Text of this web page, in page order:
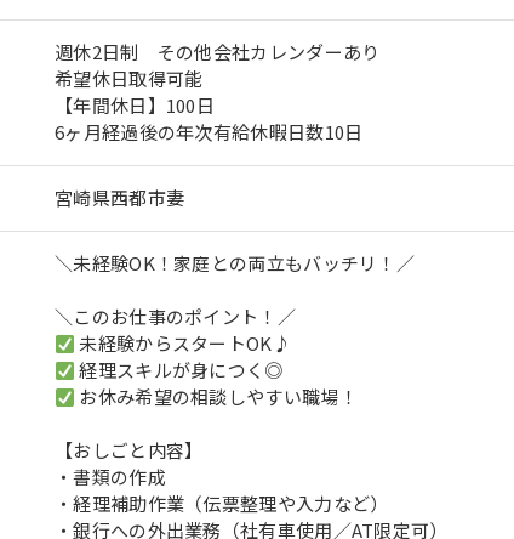
週休2日制 その他会社カレンダーあり
希望休日取得可能
【年間休日】100日
6ヶ月経過後の年次有給休暇日数10日
宮崎県西都市妻
＼未経験OK！家庭との両立もバッチリ！／
＼このお仕事のポイント！／
未経験からスタートOK♪
経理スキルが身につく◎
お休み希望の相談しやすい職場！
【おしごと内容】
・書類の作成
・経理補助作業（伝票整理や入力など）
・銀行への外出業務（社有車使用／AT限定可）